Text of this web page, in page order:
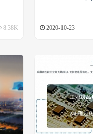
8.38K 2020-10-23